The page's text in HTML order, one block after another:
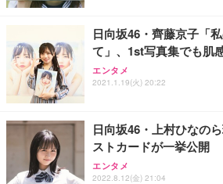
務用 おしゃれ パソコンチェ
ANDWINT オフィスチェア
ッシュ 通気性 ランバーサポ
ス圧無段階昇降 360度回転
【MiniLED/24.5inch/280Hz/
HOOTER Gaming Monitor
グモニター QD 24.5インチ
アイリスオーヤマ ペットシ
ュラー 200枚入【
日向坂46・齊藤京子「
て」、1st写真集でも肌
エンタメ
2021.1.19(火) 20:22
日向坂46・上村ひなの
ストカードが一挙公開
エンタメ
2022.8.12(金) 21:04